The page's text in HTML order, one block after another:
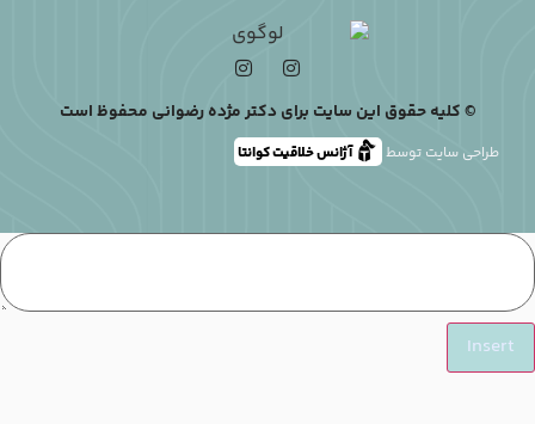
© کلیه حقوق این سایت برای دکتر مژده رضوانی محفوظ است
طراحی سایت توسط آژانس خلاقیت کوانتا
Insert